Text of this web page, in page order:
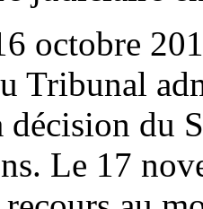
octobre
Tribunal
décision du
Le 17